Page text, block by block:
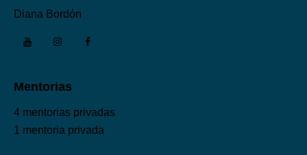
Diana Bordón
Mentorias
4 mentorias privadas
1 mentoria privada